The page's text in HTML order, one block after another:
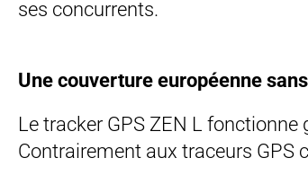
ses concurrents.
Une couverture européenne
Le tracker GPS ZEN L
Contrairement aux traceurs GPS